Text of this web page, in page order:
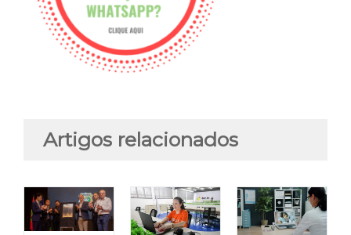
Artigos relacionados